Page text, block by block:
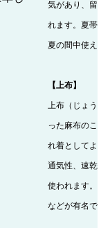
気があり、留袖
れます。夏帯の
夏の間中使えま
【上布】
上布（じょう
った麻布のこと
れ着としてよく
通気性、速乾性
使われます。越
などが有名です